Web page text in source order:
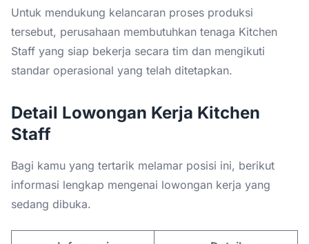
Untuk mendukung kelancaran proses produksi
tersebut, perusahaan membutuhkan tenaga Kitchen
Staff yang siap bekerja secara tim dan mengikuti
standar operasional yang telah ditetapkan.
Detail Lowongan Kerja Kitchen
Staff
Bagi kamu yang tertarik melamar posisi ini, berikut
informasi lengkap mengenai lowongan kerja yang
sedang dibuka.